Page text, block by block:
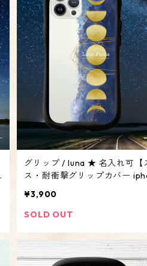
グリップ / luna ★ 名入れ可【
ス・耐衝撃グリップカバー
¥3,900
SOLD OUT